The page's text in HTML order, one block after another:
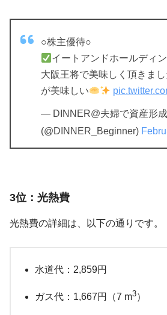
○株主優待○
イートアンドホールディ
大阪王将で美味しく頂きまし
が美味しい
— DINNER@夫婦で資産形成
(@DINNER_Beginner)
3位：光熱費
光熱費の詳細は、以下の通りです。
水道代：2,859円
ガス代：1,667円（7 m3）